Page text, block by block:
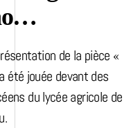
de la pièce «
été jouée devant des
du lycée agricole de